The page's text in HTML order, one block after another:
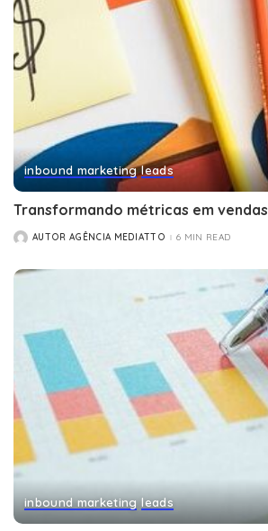
inbound marketing leads
Transformando métricas em vendas
POSTEDAUTOR AGÊNCIA MEDIATTO 6 MIN READ
inbound marketing leads